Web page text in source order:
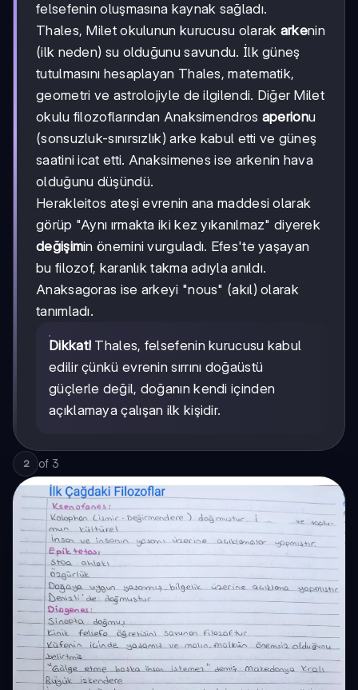
felsefenin oluşmasına kaynak sağladı.
Thales, Milet okulunun kurucusu olarak arkenin
(ilk neden) su olduğunu savundu. İlk güneş
tutulmasını hesaplayan Thales, matematik,
geometri ve astrolojiyle de ilgilendi. Diğer Milet
okulu filozoflarından Anaksimendros aperionu
(sonsuzluk-sınırsızlık) arke kabul etti ve güneş
saatini icat etti. Anaksimenes ise arkenin hava
olduğunu düşündü.
Herakleitos ateşi evrenin ana maddesi olarak
görüp "Aynı ırmakta iki kez yıkanılmaz" diyerek
değişimin önemini vurguladı. Efes'te yaşayan
bu filozof, karanlık takma adıyla anıldı.
Anaksagoras ise arkeyi "nous" (akıl) olarak
tanımladı.
Dikkat! Thales, felsefenin kurucusu kabul
edilir çünkü evrenin sırrını doğaüstü
güçlerle değil, doğanın kendi içinden
açıklamaya çalışan ilk kişidir.
2 of 3